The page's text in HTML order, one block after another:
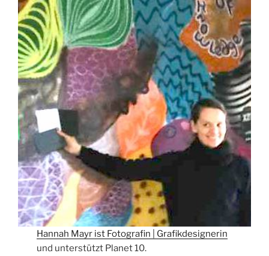
Hannah Mayr ist Fotografin | Grafikdesignerin
und unterstützt Planet 10.